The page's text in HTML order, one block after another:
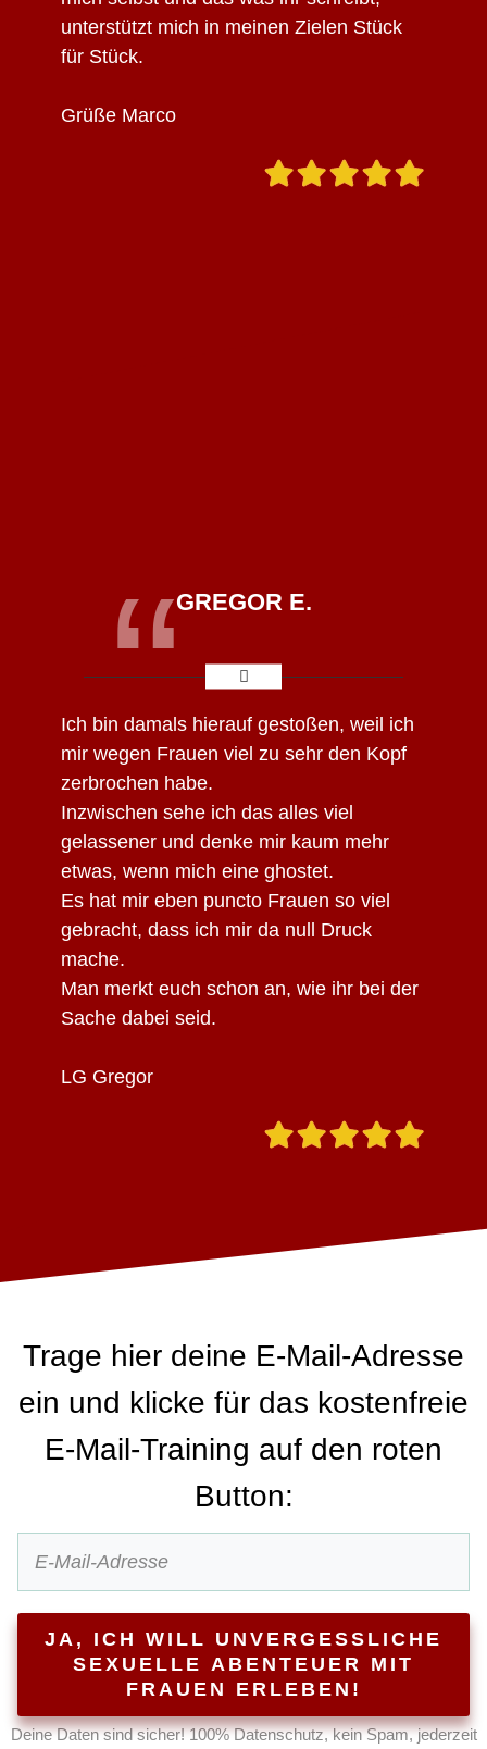
unterstützt mich in meinen Zielen Stück
für Stück.
Grüße Marco
GREGOR E.
“
Ich bin damals hierauf gestoßen, weil ich
mir wegen Frauen viel zu sehr den Kopf
zerbrochen habe.
Inzwischen sehe ich das alles viel
gelassener und denke mir kaum mehr
etwas, wenn mich eine ghostet.
Es hat mir eben puncto Frauen so viel
gebracht, dass ich mir da null Druck
mache.
Man merkt euch schon an, wie ihr bei der
Sache dabei seid.
LG Gregor
Trage hier deine E-Mail-Adresse
ein und klicke für das kostenfreie
E-Mail-Training auf den roten
Button:
JA, ICH WILL UNVERGESSLICHE
SEXUELLE ABENTEUER MIT
FRAUEN ERLEBEN!
Deine Daten sind sicher! 100% Datenschutz, kein Spam, jederzeit